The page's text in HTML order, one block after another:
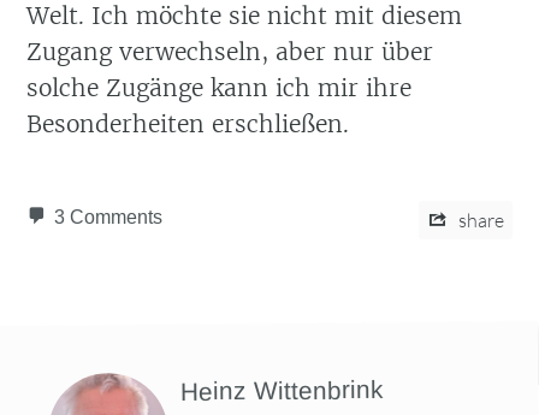
Welt. Ich möchte sie nicht mit diesem
Zugang verwechseln, aber nur über
solche Zugänge kann ich mir ihre
Besonderheiten erschließen.
3 Comments share
Heinz Wittenbrink